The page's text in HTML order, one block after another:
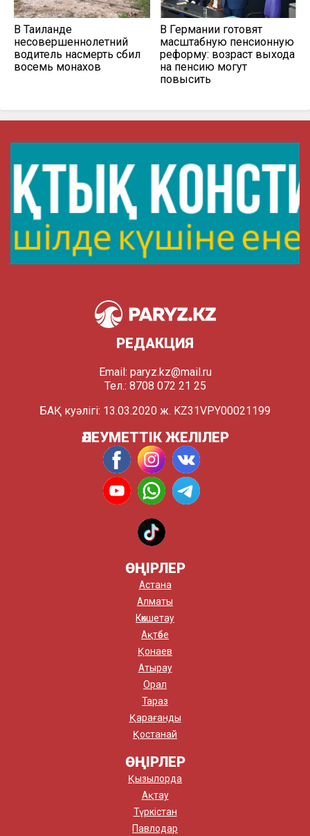
В Таиланде
несовершеннолетний
водитель насмерть сбил
восемь монахов
В Германии готовят
масштабную пенсионную
реформу: возраст выхода
на пенсию могут
повысить
РЕДАКЦИЯ
Email: paryz.kz@mail.ru
Тел.: 8708 072 21 25
БАҚ куәлігі: 13.03.2020 ж. KZ31VPY00021199
ӘЛЕУМЕТТІК ЖЕЛІЛЕР
ӨҢІРЛЕР
Астана
Алматы
Көкшетау
Ақтөбе
Қонаев
Атырау
Орал
Тараз
Қарағанды
Қостанай
ӨҢІРЛЕР
Қызылорда
Ақтау
Түркістан
Павлодар